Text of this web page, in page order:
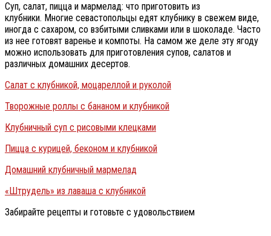
Суп, салат, пицца и мармелад: что приготовить из
клубники. Многие севастопольцы едят клубнику в свежем виде,
иногда с сахаром, со взбитыми сливками или в шоколаде. Часто
из нее готовят варенье и компоты. На самом же деле эту ягоду
можно использовать для приготовления супов, салатов и
различных домашних десертов.
Салат с клубникой, моцареллой и руколой
Творожные роллы с бананом и клубникой
Клубничный суп с рисовыми клецками
Пицца с курицей, беконом и клубникой
Домашний клубничный мармелад
«Штрудель» из лаваша с клубникой
Забирайте рецепты и готовьте с удовольствием